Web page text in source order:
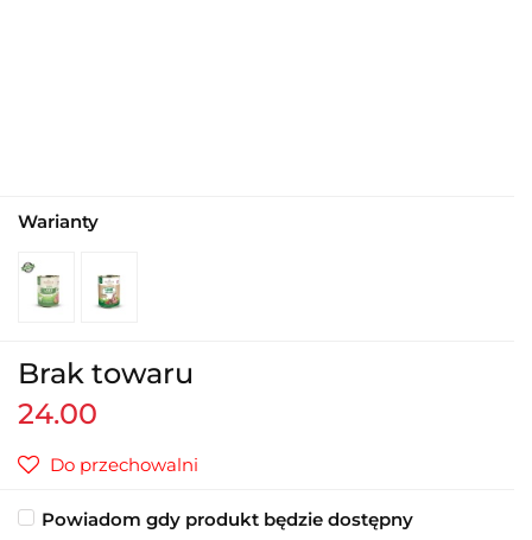
Warianty
Brak towaru
24.00
Do przechowalni
Powiadom gdy produkt będzie dostępny